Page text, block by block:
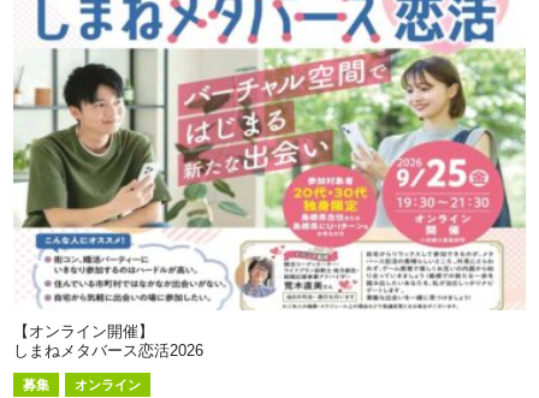
【オンライン開催】
しまねメタバース恋活2026
募集 オンライン